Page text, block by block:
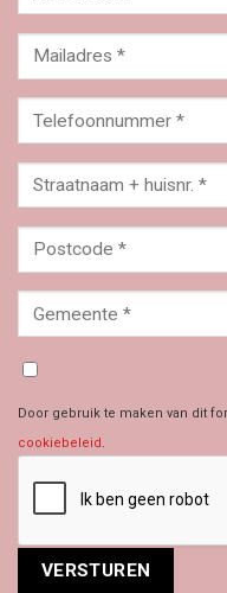
Door gebruik te maken van dit
cookiebeleid.